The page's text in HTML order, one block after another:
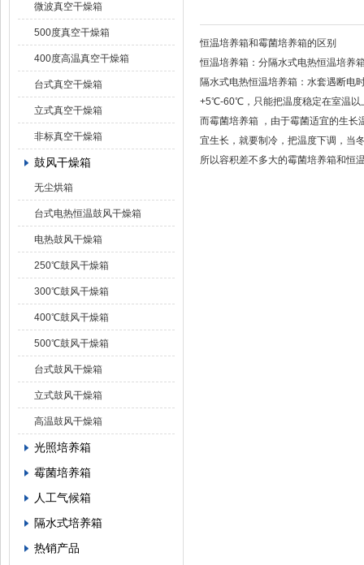
微波真空干燥箱
500度真空干燥箱
400度高温真空干燥箱
台式真空干燥箱
立式真空干燥箱
非标真空干燥箱
鼓风干燥箱
无尘烘箱
台式电热恒温鼓风干燥箱
电热鼓风干燥箱
250℃鼓风干燥箱
300℃鼓风干燥箱
400℃鼓风干燥箱
500℃鼓风干燥箱
台式鼓风干燥箱
立式鼓风干燥箱
高温鼓风干燥箱
光照培养箱
霉菌培养箱
人工气候箱
隔水式培养箱
热销产品
恒温培养箱和霉菌培养箱的区别
恒温培养箱：分隔水式电热恒温培养
隔水式电热恒温培养箱：水套遇断电
+5℃-60℃，只能把温度稳定在室温以
而霉菌培养箱 ，由于霉菌适宜的生
宜生长，就要制冷，把温度下调，当
所以容积差不多大的霉菌培养箱和恒